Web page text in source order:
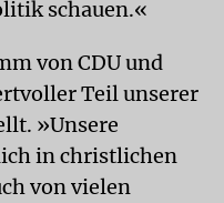
schauen.«
von CDU und
Teil unserer
»Unsere
in christlichen
von vielen